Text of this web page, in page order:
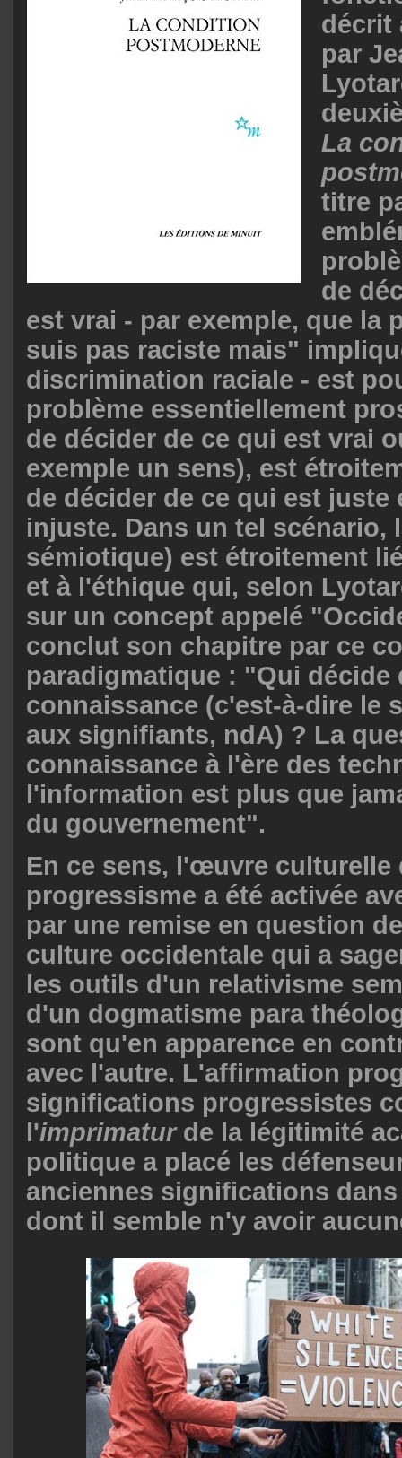
décrit
par
La
titre
de
est vrai - par exemple, que la
suis pas raciste mais"
discrimination raciale - est
problème essentiellement
de décider de ce qui est vrai
exemple un sens), est
de décider de ce qui est juste
injuste. Dans un tel scénario,
sémiotique) est étroitement
et à l'éthique qui, selon
sur un concept appelé
conclut son chapitre par ce
paradigmatique : "Qui décide
connaissance (c'est-à-dire le
aux signifiants, ndA) ? La
connaissance à l'ère des
l'information est plus que
du gouvernement".
En ce sens, l'œuvre culturelle
progressisme a été activée
par une remise en question
culture occidentale qui a
les outils d'un relativisme
d'un dogmatisme para
sont qu'en apparence en
avec l'autre. L'affirmation
significations progressistes
l'imprimaturde la légitimité
politique a placé les
anciennes significations
dont il semble n'y avoir